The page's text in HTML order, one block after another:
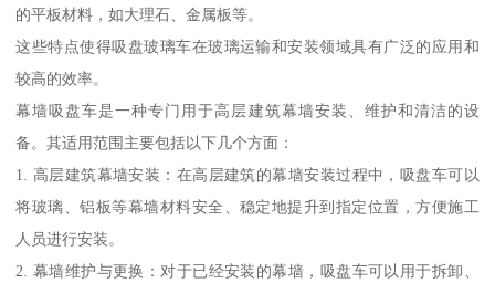
的平板材料，如大理石、金属板等。
这些特点使得吸盘玻璃车在玻璃运输和安装领域具有广泛的应用和
较高的效率。
幕墙吸盘车是一种专门用于高层建筑幕墙安装、维护和清洁的设
备。其适用范围主要包括以下几个方面：
1. 高层建筑幕墙安装：在高层建筑的幕墙安装过程中，吸盘车可以
将玻璃、铝板等幕墙材料安全、稳定地提升到指定位置，方便施工
人员进行安装。
2. 幕墙维护与更换：对于已经安装的幕墙，吸盘车可以用于拆卸、